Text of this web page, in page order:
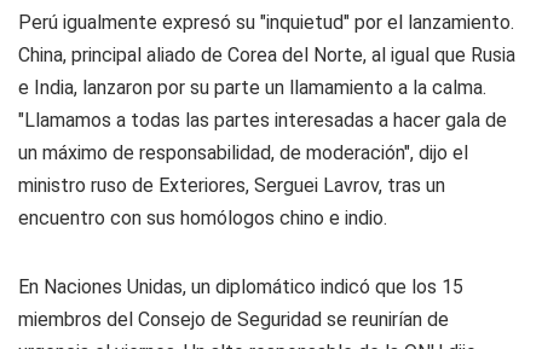
Perú igualmente expresó su "inquietud" por el lanzamiento.
China, principal aliado de Corea del Norte, al igual que Rusia
e India, lanzaron por su parte un llamamiento a la calma.
"Llamamos a todas las partes interesadas a hacer gala de
un máximo de responsabilidad, de moderación", dijo el
ministro ruso de Exteriores, Serguei Lavrov, tras un
encuentro con sus homólogos chino e indio.
En Naciones Unidas, un diplomático indicó que los 15
miembros del Consejo de Seguridad se reunirían de